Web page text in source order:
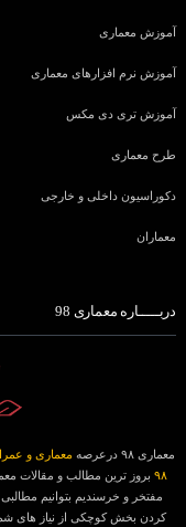
آموزش معماری
آموزش نرم افزارهای معماری
آموزش تری دی مکس
طرح معماری
دکوراسیون داخلی و خارجی
معماران
دربـــــاره معماری 98
معماری ۹۸ درعرصه معماری و
۹۸ بروز ترین مطالب و مقالات
مفتخر و خرسندیم بتوانیم
کردن بخش کوچکی از نیاز های